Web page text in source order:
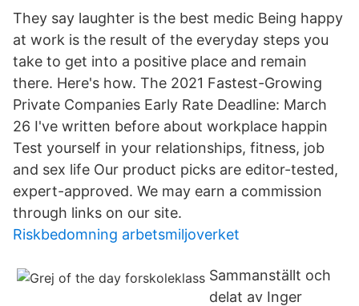
They say laughter is the best medic Being happy
at work is the result of the everyday steps you
take to get into a positive place and remain
there. Here's how. The 2021 Fastest-Growing
Private Companies Early Rate Deadline: March
26 I've written before about workplace happin
Test yourself in your relationships, fitness, job
and sex life Our product picks are editor-tested,
expert-approved. We may earn a commission
through links on our site.
Riskbedomning arbetsmiljoverket
Sammanställt och
delat av Inger